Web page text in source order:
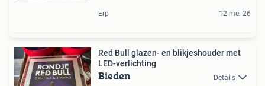
Erp 12 mei 26
Red Bull glazen- en blikjeshouder met
LED-verlichting
Bieden Details